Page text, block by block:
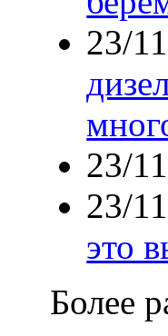
23/
23/
23/
это
Более